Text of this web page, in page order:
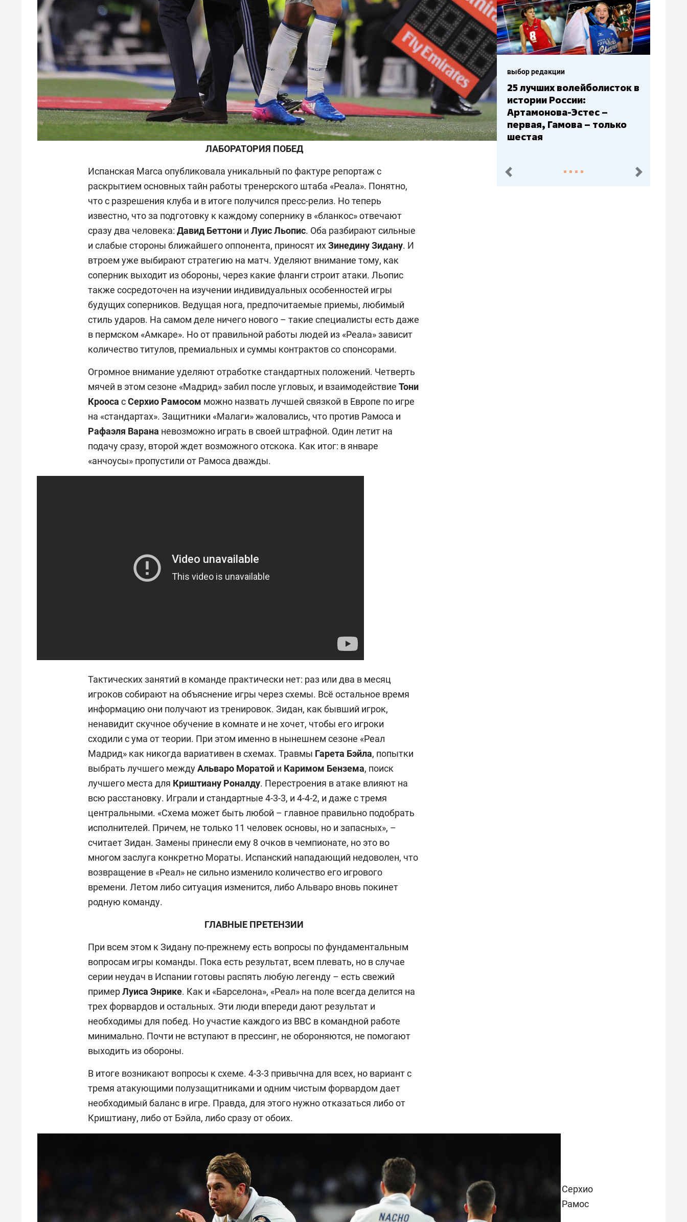
Images
ЛАБОРАТОРИЯ ПОБЕД
Испанская Marca опубликовала уникальный по фактуре репортаж с
раскрытием основных тайн работы тренерского штаба «Реала». Понятно,
что с разрешения клуба и в итоге получился пресс-релиз. Но теперь
известно, что за подготовку к каждому сопернику в «бланкос» отвечают
сразу два человека: Давид Беттони и Луис Льопис. Оба разбирают сильные
и слабые стороны ближайшего оппонента, приносят ихЗинедину Зидану. И
втроем уже выбирают стратегию на матч. Уделяют внимание тому, как
соперник выходит из обороны, через какие фланги строит атаки. Льопис
также сосредоточен на изучении индивидуальных особенностей игры
будущих соперников. Ведущая нога, предпочитаемые приемы, любимый
стиль ударов. На самом деле ничего нового – такие специалисты есть даже
в пермском «Амкаре». Но от правильной работы людей из «Реала» зависит
количество титулов, премиальных и суммы контрактов со спонсорами.
Огромное внимание уделяют отработке стандартных положений. Четверть
мячей в этом сезоне «Мадрид» забил после угловых, и взаимодействие Тони
Крооса сСерхио Рамосом можно назвать лучшей связкой в Европе по игре
на «стандартах». Защитники «Малаги» жаловались, что против Рамоса и
Рафаэля Варана невозможно играть в своей штрафной. Один летит на
подачу сразу, второй ждет возможного отскока. Как итог: в январе
«анчоусы» пропустили от Рамоса дважды.
Тактических занятий в команде практически нет: раз или два в месяц
игроков собирают на объяснение игры через схемы. Всё остальное время
информацию они получают из тренировок. Зидан, как бывший игрок,
ненавидит скучное обучение в комнате и не хочет, чтобы его игроки
сходили с ума от теории. При этом именно в нынешнем сезоне «Реал
Мадрид» как никогда вариативен в схемах. Травмы Гарета Бэйла, попытки
выбрать лучшего междуАльваро Моратой и Каримом Бензема, поиск
лучшего места для Криштиану Роналду. Перестроения в атаке влияют на
всю расстановку. Играли и стандартные 4-3-3, и 4-4-2, и даже с тремя
центральными. «Схема может быть любой – главное правильно подобрать
исполнителей. Причем, не только 11 человек основы, но и запасных», –
считает Зидан. Замены принесли ему 8 очков в чемпионате, но это во
многом заслуга конкретно Мораты. Испанский нападающий недоволен, что
возвращение в «Реал» не сильно изменило количество его игрового
времени. Летом либо ситуация изменится, либо Альваро вновь покинет
родную команду.
ГЛАВНЫЕ ПРЕТЕНЗИИ
При всем этом к Зидану по-прежнему есть вопросы по фундаментальным
вопросам игры команды. Пока есть результат, всем плевать, но в случае
серии неудач в Испании готовы распять любую легенду – есть свежий
примерЛуиса Энрике. Как и «Барселона», «Реал» на поле всегда делится на
трех форвардов и остальных. Эти люди впереди дают результат и
необходимы для побед. Но участие каждого из BBC в командной работе
минимально. Почти не вступают в прессинг, не обороняются, не помогают
выходить из обороны.
В итоге возникают вопросы к схеме. 4-3-3 привычна для всех, но вариант с
тремя атакующими полузащитниками и одним чистым форвардом дает
необходимый баланс в игре. Правда, для этого нужно отказаться либо от
Криштиану, либо от Бэйла, либо сразу от обоих.
Серхио
Рамос
выбор редакции
Бюджеты клубов КХЛ: СКА
– главный мажор, «Ак
Барс» – второй, «Салават
Юлаев» – середняк
пред. след.